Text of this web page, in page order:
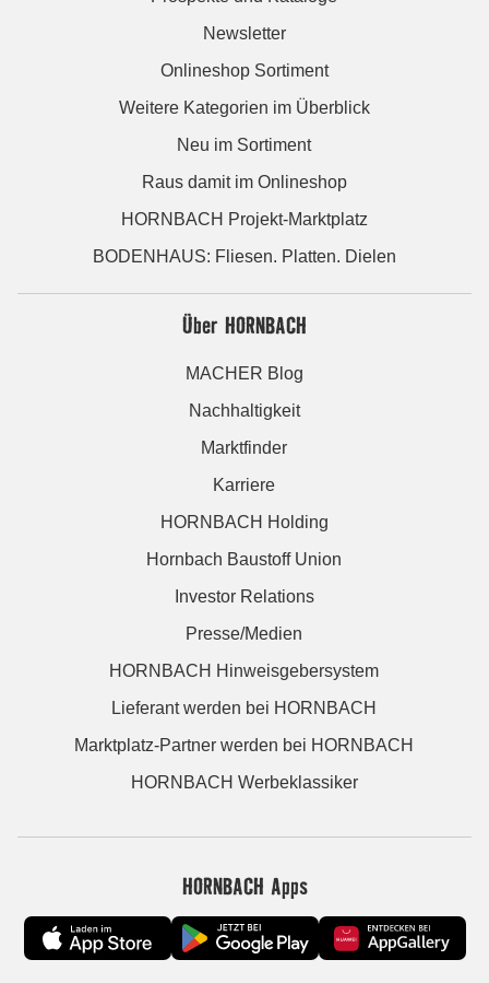
Newsletter
Onlineshop Sortiment
Weitere Kategorien im Überblick
Neu im Sortiment
Raus damit im Onlineshop
HORNBACH Projekt-Marktplatz
BODENHAUS: Fliesen. Platten. Dielen
Über HORNBACH
MACHER Blog
Nachhaltigkeit
Marktfinder
Karriere
HORNBACH Holding
Hornbach Baustoff Union
Investor Relations
Presse/Medien
HORNBACH Hinweisgebersystem
Lieferant werden bei HORNBACH
Marktplatz-Partner werden bei HORNBACH
HORNBACH Werbeklassiker
HORNBACH Apps